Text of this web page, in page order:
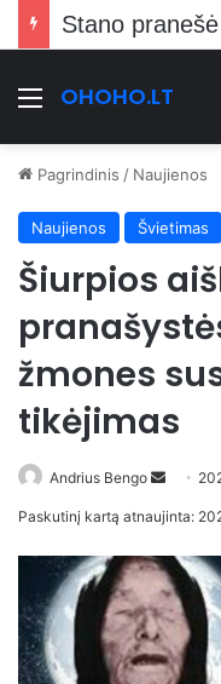
Stano
Meniu
OHOHO.LT
Pagrindinis / Naujienos
Naujienos Švietimas
Šiurpios
žmones
tikėjimas
Andrius Bengo
Send
Paskutinį kartą atnaujinta: